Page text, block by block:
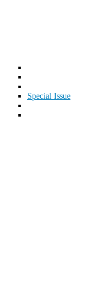
Special Issue